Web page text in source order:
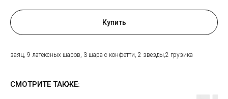
Купить
заяц, 9 латексных шаров, 3 шара с конфетти, 2 звезды,2 грузика
СМОТРИТЕ ТАКЖЕ: